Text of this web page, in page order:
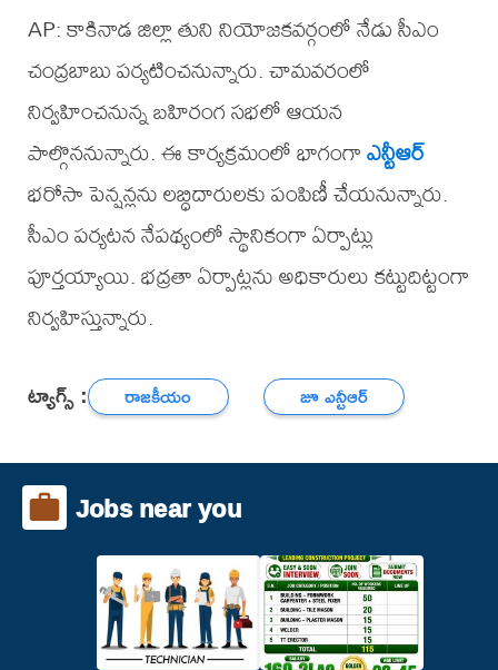
AP: కాకినాడ జిల్లా తుని నియోజకవర్గంలో నేడు సీఎం
చంద్రబాబు పర్యటించనున్నారు. చామవరంలో
నిర్వహించనున్న బహిరంగ సభలో ఆయన
పాల్గొననున్నారు. ఈ కార్యక్రమంలో భాగంగాఎన్టీఆర్
భరోసా పెన్షన్లను లబ్ధిదారులకు పంపిణీ చేయనున్నారు.
సీఎం పర్యటన నేపథ్యంలో స్థానికంగా ఏర్పాట్లు
పూర్తయ్యాయి. భద్రతా ఏర్పాట్లను అధికారులు కట్టుదిట్టంగా
నిర్వహిస్తున్నారు.
ట్యాగ్స్ : రాజకీయం జూ ఎన్టీఆర్
Jobs near you